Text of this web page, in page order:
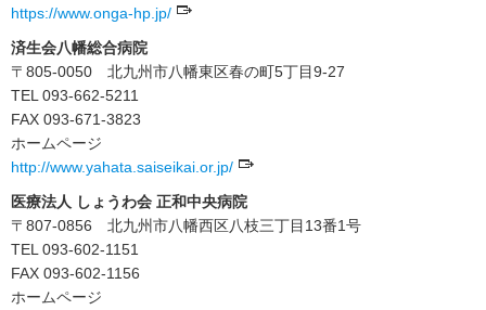
https://www.onga-hp.jp/
済生会八幡総合病院
〒805-0050 北九州市八幡東区春の町5丁目9-27
TEL 093-662-5211
FAX 093-671-3823
ホームページ
http://www.yahata.saiseikai.or.jp/
医療法人 しょうわ会 正和中央病院
〒807-0856 北九州市八幡西区八枝三丁目13番1号
TEL 093-602-1151
FAX 093-602-1156
ホームページ